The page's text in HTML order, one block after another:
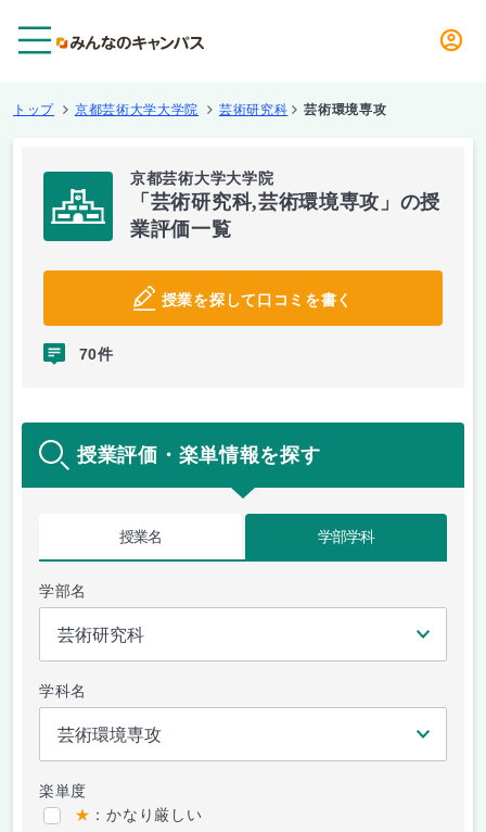
トップ 京都芸術大学大学院 芸術研究科 芸術環境専攻
京都芸術大学大学院
「芸術研究科,芸術環境専攻」の授
業評価一覧
授業を探して口コミを書く
70件
授業評価・楽単情報を探す
授業名 学部学科
学部名
学科名
楽単度
★ ：かなり厳しい